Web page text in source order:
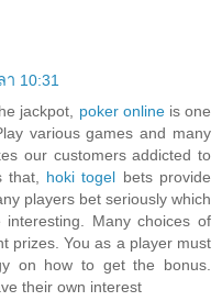
10:31
jackpot, poker onlineis one
various games and many
our customers addicted to
that, hoki togel bets provide
players bet seriously which
Many choices of
prizes. You as a player must
on how to get the bonus.
their own interest